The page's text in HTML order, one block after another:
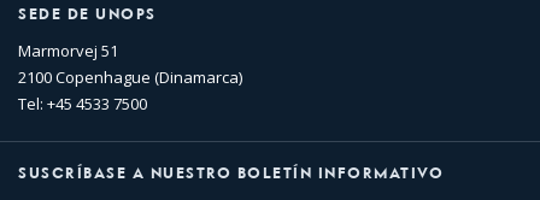
SEDE DE UNOPS
Marmorvej 51
2100 Copenhague (Dinamarca)
Tel: +45 4533 7500
SUSCRÍBASE A NUESTRO BOLETÍN INFORMATIVO